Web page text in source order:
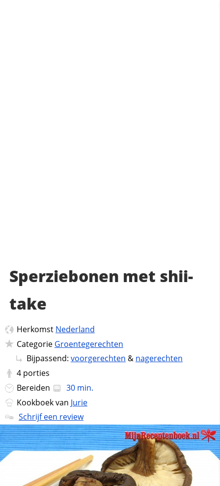
Sperziebonen met shii-
take
Herkomst Nederland
Categorie Groentegerechten
Bijpassend: voorgerechten & nagerechten
4 porties
Bereiden
30 min.
Kookboek van Jurie
Schrijf een review